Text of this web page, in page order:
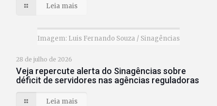
Leia mais
Imagem: Luis Fernando Souza / Sinagências
28 de julho de 2026
Veja repercute alerta do Sinagências sobre
déficit de servidores nas agências reguladoras
Leia mais